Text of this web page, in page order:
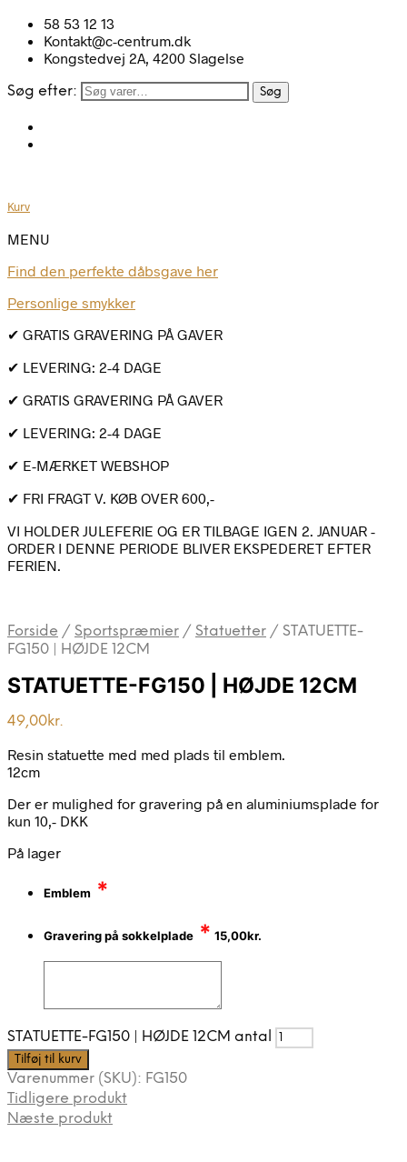
58 53 12 13
Kontakt@c-centrum.dk
Kongstedvej 2A, 4200 Slagelse
Søg efter: Søg
Kurv
MENU
Find den perfekte dåbsgave her
Personlige smykker
✔ GRATIS GRAVERING PÅ GAVER
✔ LEVERING: 2-4 DAGE
✔ GRATIS GRAVERING PÅ GAVER
✔ LEVERING: 2-4 DAGE
✔ E-MÆRKET WEBSHOP
✔ FRI FRAGT V. KØB OVER 600,-
VI HOLDER JULEFERIE OG ER TILBAGE IGEN 2. JANUAR -
ORDER I DENNE PERIODE BLIVER EKSPEDERET EFTER
FERIEN.
Forside / Sportspræmier / Statuetter / STATUETTE-
FG150 | HØJDE 12CM
STATUETTE-FG150 | HØJDE 12CM
49,00kr.
Resin statuette med med plads til emblem.
12cm
Der er mulighed for gravering på en aluminiumsplade for
kun 10,- DKK
På lager
Emblem *
Gravering på sokkelplade * 15,00kr.
STATUETTE-FG150 | HØJDE 12CM antal
Tilføj til kurv
Varenummer (SKU): FG150
Tidligere produkt
Næste produkt